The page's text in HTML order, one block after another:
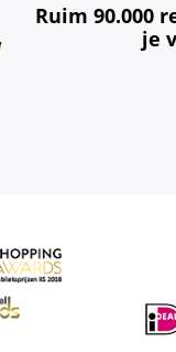
Ruim 90.000
je